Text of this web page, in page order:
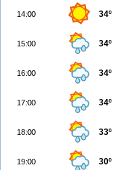
14:00 34º
15:00 34º
16:00 34º
17:00 34º
18:00 33º
19:00 30º